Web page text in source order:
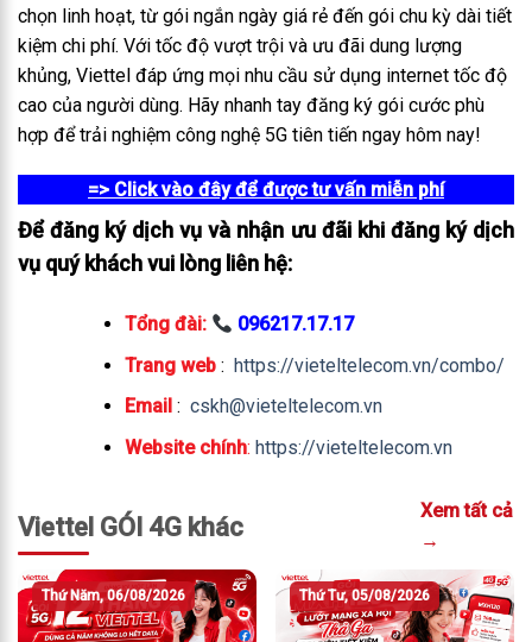
chọn linh hoạt, từ gói ngắn ngày giá rẻ đến gói chu kỳ dài tiết
kiệm chi phí. Với tốc độ vượt trội và ưu đãi dung lượng
khủng, Viettel đáp ứng mọi nhu cầu sử dụng internet tốc độ
cao của người dùng. Hãy nhanh tay đăng ký gói cước phù
hợp để trải nghiệm công nghệ 5G tiên tiến ngay hôm nay!
=> Click vào đây để được tư vấn miễn phí
Để đăng ký dịch vụ và nhận ưu đãi khi đăng ký dịch
vụ quý khách vui lòng liên hệ:
Tổng đài:
096217.17.17
Trang web: https://vieteltelecom.vn/combo/
Email : cskh@vieteltelecom.vn
Website chính: https://vieteltelecom.vn
Viettel GÓI 4G khác
Xem tất cả
→
Thứ Năm, 06/08/2026 Thứ Tư, 05/08/2026